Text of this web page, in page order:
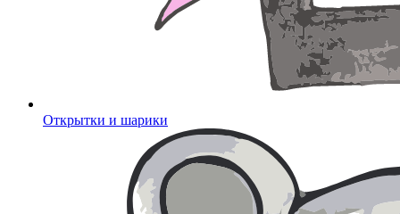
Открытки и шарики